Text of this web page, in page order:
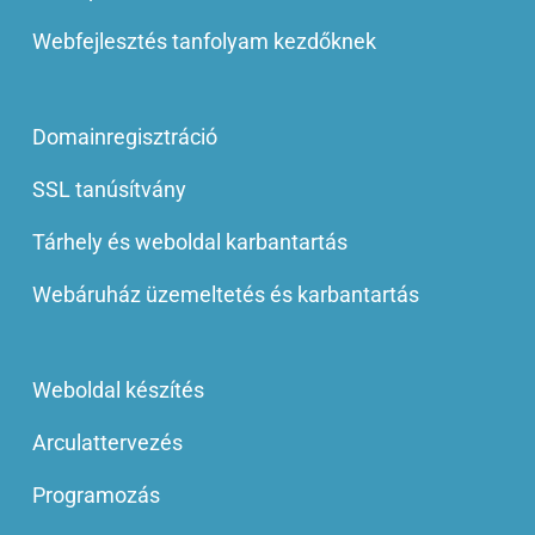
Webfejlesztés tanfolyam kezdőknek
Domainregisztráció
SSL tanúsítvány
Tárhely és weboldal karbantartás
Webáruház üzemeltetés és karbantartás
Weboldal készítés
Arculattervezés
Programozás